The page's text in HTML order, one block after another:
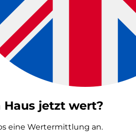
jetzt wert?
eine Wertermittlung an.